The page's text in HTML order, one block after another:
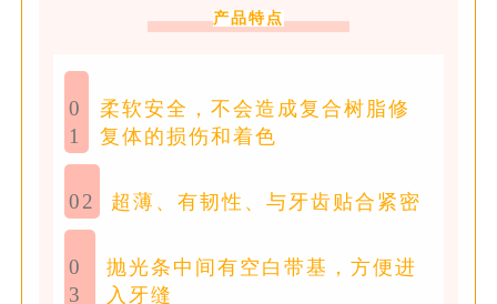
产品特点
0
1
柔软安全，不会造成复合树脂修
复体的损伤和着色
02 超薄、有韧性、与牙齿贴合紧密
0
3
抛光条中间有空白带基，方便进
入牙缝